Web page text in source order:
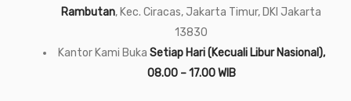
Rambutan, Kec. Ciracas, Jakarta Timur, DKI Jakarta
13830
Kantor Kami Buka Setiap Hari (Kecuali Libur Nasional),
08.00 – 17.00 WIB